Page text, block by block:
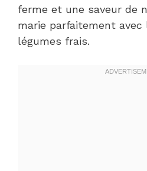
ferme et une saveur de
marie parfaitement
légumes frais.